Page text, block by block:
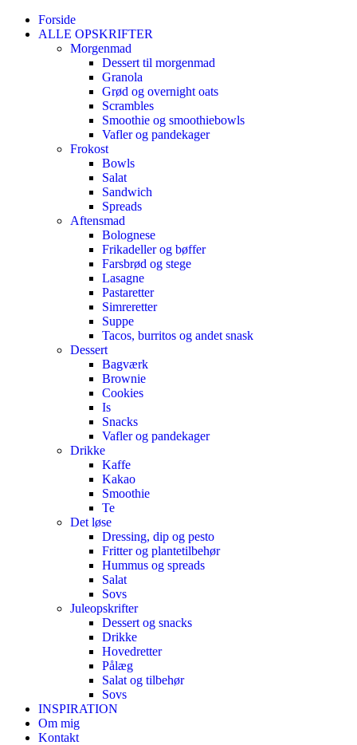
Forside
ALLE OPSKRIFTER
Morgenmad
Dessert til morgenmad
Granola
Grød og overnight oats
Scrambles
Smoothie og smoothiebowls
Vafler og pandekager
Frokost
Bowls
Salat
Sandwich
Spreads
Aftensmad
Bolognese
Frikadeller og bøffer
Farsbrød og stege
Lasagne
Pastaretter
Simreretter
Suppe
Tacos, burritos og andet snask
Dessert
Bagværk
Brownie
Cookies
Is
Snacks
Vafler og pandekager
Drikke
Kaffe
Kakao
Smoothie
Te
Det løse
Dressing, dip og pesto
Fritter og plantetilbehør
Hummus og spreads
Salat
Sovs
Juleopskrifter
Dessert og snacks
Drikke
Hovedretter
Pålæg
Salat og tilbehør
Sovs
INSPIRATION
Om mig
Kontakt